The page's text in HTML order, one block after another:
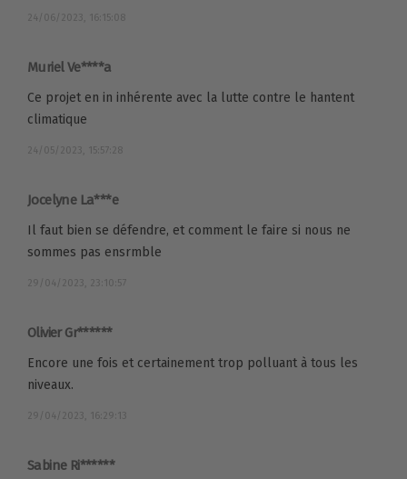
24/06/2023, 16:15:08
Muriel Ve****a
Ce projet en in inhérente avec la lutte contre le hantent
climatique
24/05/2023, 15:57:28
Jocelyne La***e
Il faut bien se défendre, et comment le faire si nous ne
sommes pas ensrmble
29/04/2023, 23:10:57
Olivier Gr******
Encore une fois et certainement trop polluant à tous les
niveaux.
29/04/2023, 16:29:13
Sabine Ri******